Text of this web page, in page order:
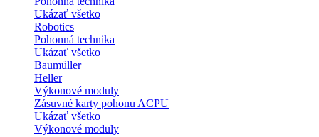
Ukázať všetko
Robotics
Pohonná technika
Ukázať všetko
Baumüller
Heller
Výkonové moduly
Zásuvné karty pohonu ACPU
Ukázať všetko
Výkonové moduly